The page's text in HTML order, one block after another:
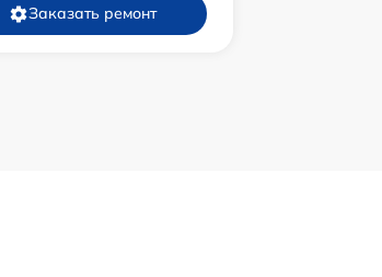
Заказать ремонт